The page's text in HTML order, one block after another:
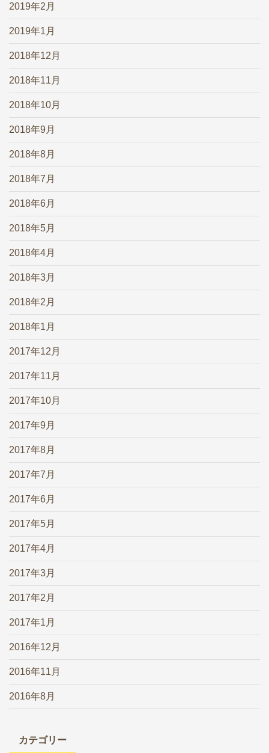
2019年2月
2019年1月
2018年12月
2018年11月
2018年10月
2018年9月
2018年8月
2018年7月
2018年6月
2018年5月
2018年4月
2018年3月
2018年2月
2018年1月
2017年12月
2017年11月
2017年10月
2017年9月
2017年8月
2017年7月
2017年6月
2017年5月
2017年4月
2017年3月
2017年2月
2017年1月
2016年12月
2016年11月
2016年8月
カテゴリー